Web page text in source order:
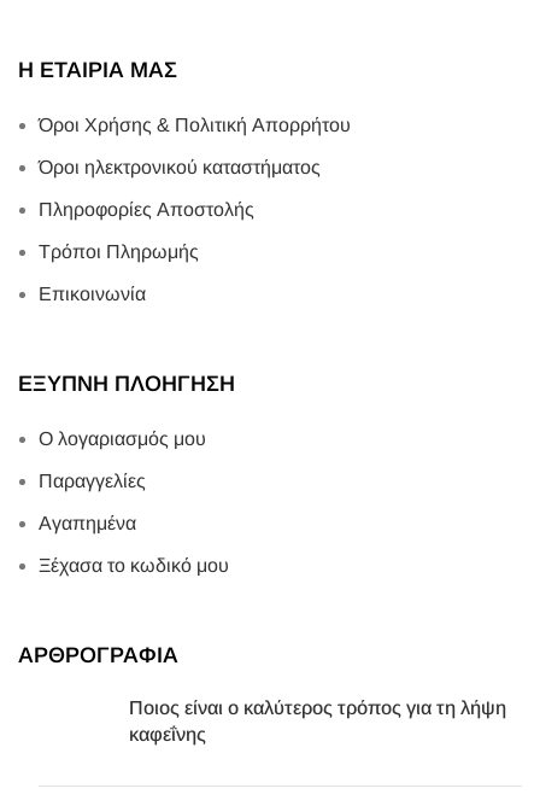
Η ΕΤΑΙΡΙΑ ΜΑΣ
Όροι Χρήσης & Πολιτική Απορρήτου
Όροι ηλεκτρονικού καταστήματος
Πληροφορίες Αποστολής
Τρόποι Πληρωμής
Επικοινωνία
ΕΞΥΠΝΗ ΠΛΟΗΓΗΣΗ
Ο λογαριασμός μου
Παραγγελίες
Αγαπημένα
Ξέχασα το κωδικό μου
ΑΡΘΡΟΓΡΑΦΙΑ
Ποιος είναι ο καλύτερος τρόπος για τη λήψη
καφεΐνης